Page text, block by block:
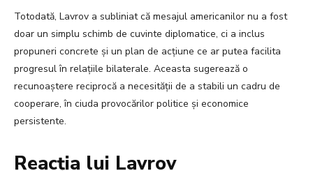
Totodată, Lavrov a subliniat că mesajul americanilor nu a fost
doar un simplu schimb de cuvinte diplomatice, ci a inclus
propuneri concrete și un plan de acțiune ce ar putea facilita
progresul în relațiile bilaterale. Aceasta sugerează o
recunoaștere reciprocă a necesității de a stabili un cadru de
cooperare, în ciuda provocărilor politice și economice
persistente.
Reacția lui Lavrov